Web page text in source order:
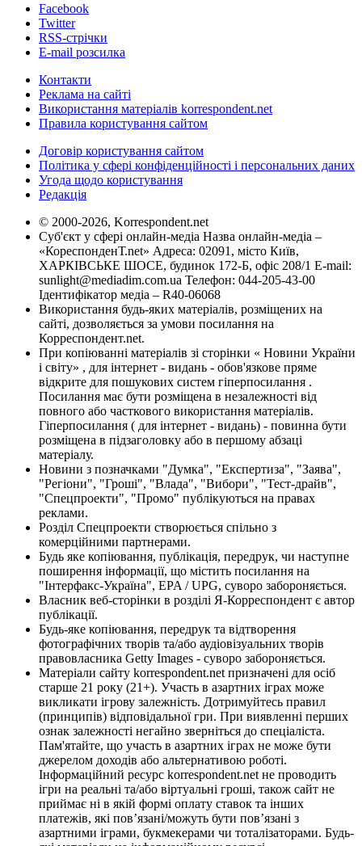
Facebook
Twitter
RSS-стрічки
E-mail розсилка
Контакти
Реклама на сайті
Використання матеріалів korrespondent.net
Правила користування сайтом
Договір користування сайтом
Політика у сфері конфіденційності і персональних даних
Угода щодо користування
Редакція
© 2000-2026, Korrespondent.net
Суб'єкт у сфері онлайн-медіа Назва онлайн-медіа –
«КореспонденТ.net» Адреса: 02091, місто Київ,
ХАРКІВСЬКЕ ШОСЕ, будинок 172-Б, офіс 208/1 E-mail:
sunlight@mediadim.com.ua Телефон: 044-205-43-00
Ідентифікатор медіа – R40-06068
Використання будь-яких матеріалів, розміщених на
сайті, дозволяється за умови посилання на
Корреспондент.net.
При копіюванні матеріалів зі сторінки « Новини України
і світу» , для інтернет - видань - обов'язкове пряме
відкрите для пошукових систем гіперпосилання .
Посилання має бути розміщена в незалежності від
повного або часткового використання матеріалів.
Гіперпосилання ( для інтернет - видань) - повинна бути
розміщена в підзаголовку або в першому абзаці
матеріалу.
Новини з позначками "Думка", "Експертиза", "Заява",
"Регіони", "Гроші", "Влада", "Вибори", "Тест-драйв",
"Спецпроекти", "Промо" публікуються на правах
реклами.
Розділ Спецпроекти створюється спільно з
комерційними партнерами.
Будь яке копіювання, публікація, передрук, чи наступне
поширення інформації, що містить посилання на
"Інтерфакс-Україна", EPA / UPG, суворо забороняється.
Власник веб-сторінки в розділі Я-Корреспондент є автор
публікації.
Будь-яке копіювання, передрук та відтворення
фотографічних творів та/або аудіовізуальних творів
правовласника Getty Images - суворо забороняється.
Матеріали сайту korrespondent.net призначені для осіб
старше 21 року (21+). Участь в азартних іграх може
викликати ігрову залежність. Дотримуйтесь правил
(принципів) відповідальної гри. При виявленні перших
ознак залежності негайно зверніться до спеціаліста.
Пам'ятайте, що участь в азартних іграх не може бути
джерелом доходів або альтернативою роботі.
Інформаційний ресурс korrespondent.net не проводить
ігри на реальні та/або віртуальні гроші, також сайт не
приймає ні в якій формі оплату ставок та інших
платежів, які пов’язані/можуть бути пов’язані з
азартними іграми, букмекерами чи тоталізаторами. Будь-